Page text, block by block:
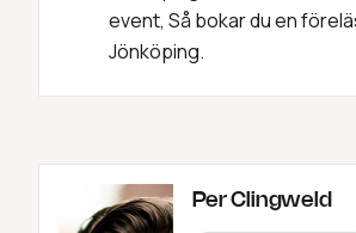
event, Så bokar du en
Jönköping.
Per Clingweld